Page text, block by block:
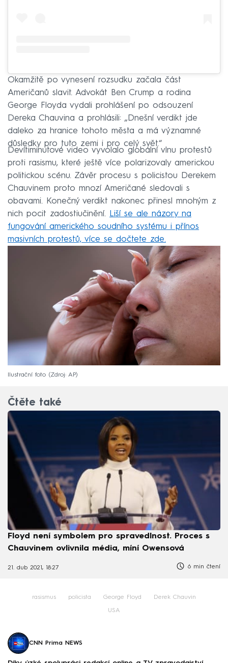
Okamžitě po vynesení rozsudku začala část
Američanů slavit. Advokát Ben Crump a rodina
George Floyda vydali prohlášení po odsouzení
Dereka Chauvina a prohlásili: „Dnešní verdikt jde
daleko za hranice tohoto města a má významné
důsledky pro tuto zemi i pro celý svět.“
Devítiminutové video vyvolalo globální vlnu protestů
proti rasismu, které ještě více polarizovaly americkou
politickou scénu. Závěr procesu s policistou Derekem
Chauvinem proto mnozí Američané sledovali s
obavami. Konečný verdikt nakonec přinesl mnohým z
nich pocit zadostiučinění. Liší se ale názory na
fungování amerického soudního systému i přínos
masivních protestů, více se dočtete zde.
Ilustrační foto Zdroj: AP
Čtěte také
Floyd není symbolem pro spravedlnost. Proces s
Chauvinem ovlivnila média, míní Owensová
21. dub 2021, 18:27 6 min čtení
rasismus policista George Floyd Derek Chauvin
USA
CNN Prima NEWS